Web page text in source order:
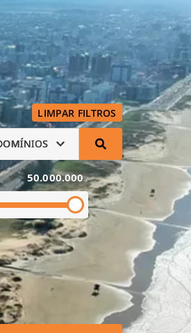
LIMPAR FILTROS
50.000.000